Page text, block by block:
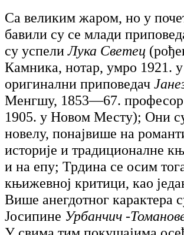
Са великим жаром, но у
бавили су се млади
су успелиЛука Светец
Камника, нотар, умро 1921.
оригинални приповедач
Менгшу, 1853—67.
1905. у Новом Месту); Они
новелу, понајвише на
историје и традиционалне
и на епу; Трдина се осим
књижевној критици, као
Више анегдотног карактера
Јосипине Урбанчич -